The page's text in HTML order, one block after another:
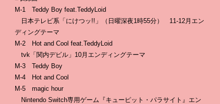
M-1 Teddy Boy feat.TeddyLoid
日本テレビ系「にけつッ!!」（日曜深夜1時55分） 11-12月エン
ディングテーマ
M-2 Hot and Cool feat.TeddyLoid
tvk「関内デビル」10月エンディングテーマ
M-3 Teddy Boy
M-4 Hot and Cool
M-5 magic hour
Nintendo Switch専用ゲーム『キューピット・パラサイト』エン